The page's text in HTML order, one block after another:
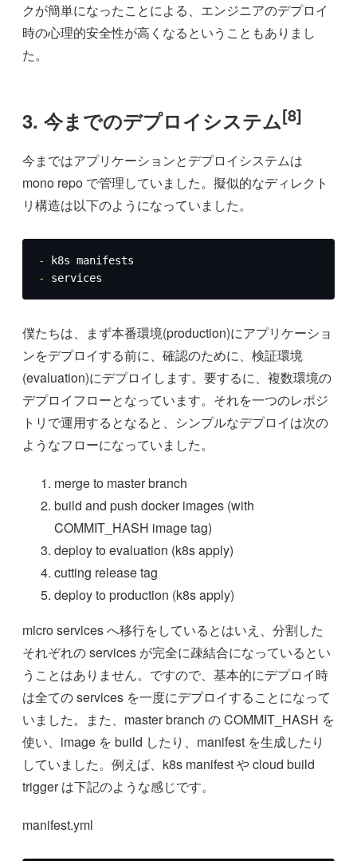
クが簡単になったことによる、エンジニアのデプロイ
時の心理的安全性が高くなるということもありまし
た。
3. 今までのデプロイシステム[8]
今まではアプリケーションとデプロイシステムは
mono repo で管理していました。擬似的なディレクト
リ構造は以下のようになっていました。
-
-
services
僕たちは、まず本番環境(production)にアプリケーショ
ンをデプロイする前に、確認のために、検証環境
(evaluation)にデプロイします。要するに、複数環境の
デプロイフローとなっています。それを一つのレポジ
トリで運用するとなると、シンプルなデプロイは次の
ようなフローになっていました。
merge to master branch
build and push docker images (with
COMMIT_HASH image tag)
deploy to evaluation (k8s apply)
cutting release tag
deploy to production (k8s apply)
micro services へ移行をしているとはいえ、分割した
それぞれの services が完全に疎結合になっているとい
うことはありません。ですので、基本的にデプロイ時
は全ての services を一度にデプロイすることになって
いました。また、master branch の COMMIT_HASH を
使い、image を build したり、manifest を生成したり
していました。例えば、k8s manifest や cloud build
trigger は下記のような感じです。
manifest.yml